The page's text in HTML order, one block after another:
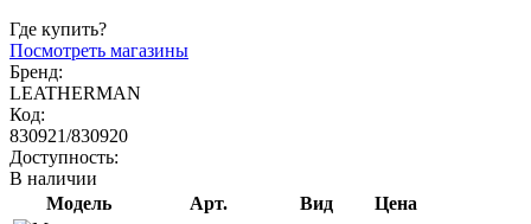
Где купить?
Посмотреть магазины
Бренд:
LEATHERMAN
Код:
830921/830920
Доступность:
В наличии
Модель
Арт. Вид Цена